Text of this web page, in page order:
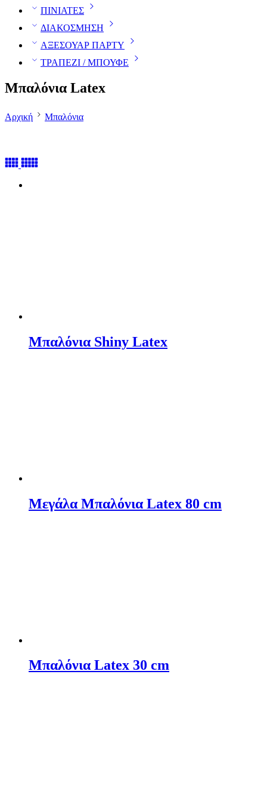
ΠΙΝΙΑΤΕΣ
ΔΙΑΚΟΣΜΗΣΗ
ΑΞΕΣΟΥΑΡ ΠΑΡΤΥ
ΤΡΑΠΕΖΙ / ΜΠΟΥΦΕ
Μπαλόνια Latex
Αρχική Μπαλόνια
Μπαλόνια Shiny Latex
Μεγάλα Μπαλόνια Latex 80 cm
Μπαλόνια Latex 30 cm